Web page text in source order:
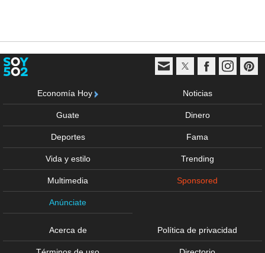
Economía Hoy Noticias
Guate Dinero
Deportes Fama
Vida y estilo Trending
Multimedia Sponsored
Anúnciate
Acerca de Política de privacidad